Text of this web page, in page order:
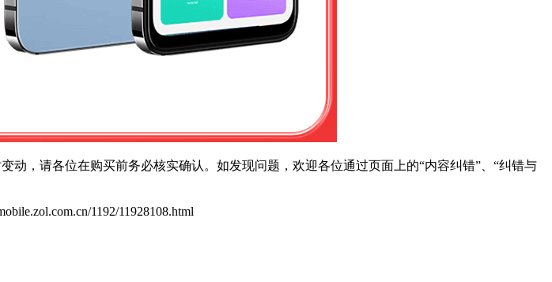
，请各位在购买前务必核实确认。如发现问题，欢迎各位通过页面上的“内容纠错”、“纠错与
1192/11928108.html